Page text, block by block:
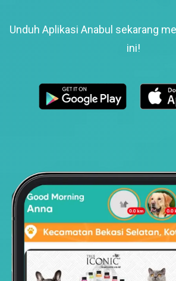
Unduh Aplikasi Anabul sekarang
ini!